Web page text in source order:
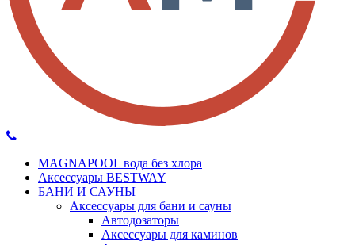
MAGNAPOOL вода без хлора
Аксессуары BESTWAY
БАНИ И САУНЫ
Аксессуары для бани и сауны
Автодозаторы
Аксессуары для каминов